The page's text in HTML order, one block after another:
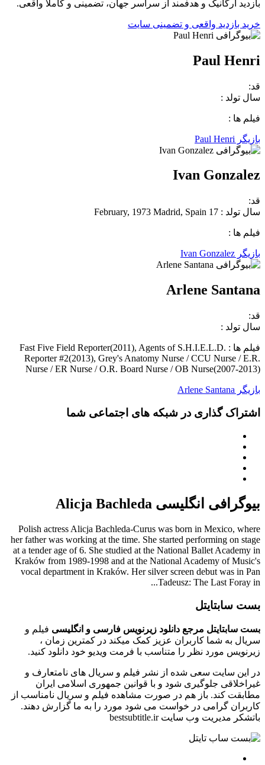
بازدید ارگانیک و هدفمند از سراسر جهان، تضمینی و کاملاً واقعی.
خرید بازدید واقعی و تضمینی سایت
Paul Henri
قد:
سال تولد :
فیلم ها :
بازیگر Paul Henri
Ivan Gonzalez
قد:
سال تولد : 17 February, 1973 Madrid, Spain
فیلم ها :
بازیگر Ivan Gonzalez
Arlene Santana
قد:
سال تولد :
فیلم ها : Fast Five Field Reporter(2011), Agents of S.H.I.E.L.D.
Reporter #2(2013), Grey's Anatomy Nurse / CCU Nurse / E.R.
Nurse / ER Nurse / O.R. Board Nurse / OB Nurse(2007-2013)
بازیگر Arlene Santana
اشتراک گذاری در شبکه های اجتماعی شما
بیوگرافی انگلیسی Alicja Bachleda
Polish actress Alicja Bachleda-Curus was born in Mexico, where
her father was working at the time. She started performing on stage
at a tender age of 6. She studied at the National Ballet Academy in
Kraków from 1989-1998 and at the National Academy of Music's
vocal department in Kraków. Her silver screen debut was in Pan
Tadeusz: The Last Foray in...
بست سابتایتل
بست سابتایتل مرجع دانلود زیرنویس فارسی و انگلیسی فیلم و
سریال به شما کاربران عزیز کمک میکند در کمترین زمان ،
زیرنویس مورد نظر را متناسب با فرمت ویدیو خود دانلود کنید.
در این سایت سعی شده از نشر فیلم و سریال های نامتعارف و
غیراخلاقی جلوگیری شود و با قوانین جمهوری اسلامی ایران
مطابقت کند. باز هم در صورت مشاهده فیلم و سریال نامناسب از
کاربران گرامی در خواست می شود مورد را به ما گزارش دهند.
باتشکر مدیریت وب سایت bestsubtitle.ir